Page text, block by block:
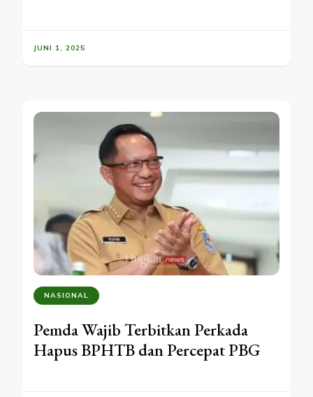
JUNI 1, 2025
NASIONAL
Pemda Wajib Terbitkan Perkada
Hapus BPHTB dan Percepat PBG